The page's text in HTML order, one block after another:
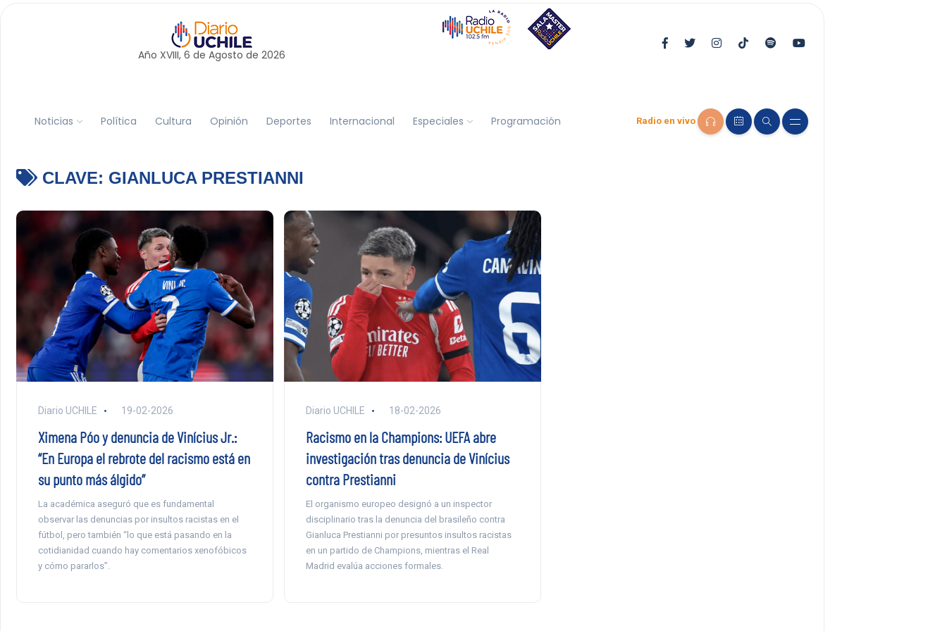
Año XVIII, 6 de Agosto de 2026
Noticias Política Cultura Opinión Deportes Internacional Especiales Programación Radio en vivo
CLAVE: GIANLUCA PRESTIANNI
Diario UCHILE 19-02-2026
Ximena Póo y denuncia de Vinícius Jr.:
“En Europa el rebrote del racismo está en
su punto más álgido”
La académica aseguró que es fundamental
observar las denuncias por insultos racistas en el
fútbol, pero también “lo que está pasando en la
cotidianidad cuando hay comentarios xenofóbicos
y cómo pararlos”.
Diario UCHILE 18-02-2026
Racismo en la Champions: UEFA abre
investigación tras denuncia de Vinícius
contra Prestianni
El organismo europeo designó a un inspector
disciplinario tras la denuncia del brasileño contra
Gianluca Prestianni por presuntos insultos racistas
en un partido de Champions, mientras el Real
Madrid evalúa acciones formales.